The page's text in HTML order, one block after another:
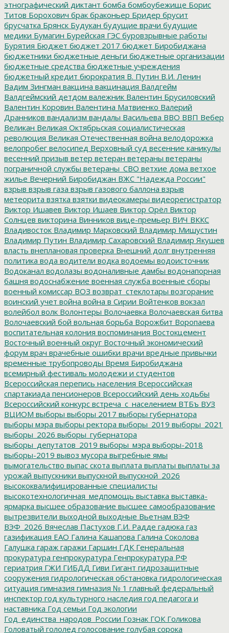
этнографический диктант бомба бомбоубежище Борис
Титов Борохович брак браконьер Бридер брусит
брусчатка Брянск Будукан будущие врачи будущие
медики Бумагин Бурейская ГЭС буровзрывные работы
Бурятия Бюджет бюджет 2017 бюджет Биробиджана
бюджетники бюджетные деньги бюджетные организации
бюджетные средства бюджетные учреждения
бюджетный кредит бюрократия В. Путин В.И. Ленин
Вадим Зингман вакцина вакцинация Валдгейм
Валдгеймский детдом валежник Валентин Брусиловский
Валентин Коровин Валентина Матвиенко Валерий
Дранников вандализм вандалы Васильева ВВО ВВП Вебер
Великан Великая Октябрьская социалистическая
революция Великая Отечественная война велодорожка
велопробег велосипед Верховный суд весенние каникулы
весенний призыв ветер ветеран ветераны ветераны
пограничной службы ветераны_СВО ветхие дома ветхое
жилье Вечерний Биробиджан ВЖС "Надежда России"
взрыв взрыв газа взрыв газового баллона взрыв
метеорита взятка взятки видеокамеры видеорегистратор
Виктор Ишавев Виктор Ишаев Виктор Орёл Виктор
Солнцев викторина Винников вице-премьер ВИЧ ВККС
Владивосток Владимир Марковский Владимир Мишустин
Владимир Путин Владимир Сахаровский Владимир Якушев
власть внеплановая проверка Внешний долг внутренняя
политика вода водители водка водоемы водоисточник
Водоканал водолазы водоналивные дамбы водонапорная
башня водоснабжение военная служба военные сборы
военный комиссар ВОЗ возврат_стеклотары возгорание
воинский учет война война в Сирии Войтенков вокзал
волейбол волк Волонтеры Волочаевка Волочаевская битва
Волочаевский бой вольная борьба Ворожбит Воропаева
воспитательная колония воспоминания Востокцемент
Восточный военный округ Восточный экономический
форум врач врачебные ошибки врачи вредные привычки
временные трубопроводы Время Биробиджана
всемирный фестиваль молодежи и студентов
Всероссийская перепись населения Всероссийская
спартакиада пенсионеров Всероссийский день ходьбы
Всероссийский конкурс встреча_с_населением ВТБъ ВУЗ
ВЦИОМ выборы выборы 2017 выборы губернатора
выборы мэра выборы ректора выборы_2019 выборы_2021
выборы_2026 выборы_губернатора
выборы_депутатов_2019 выборы_мэра выборы-2018
выборы-2019 вывоз мусора выгребные ямы
вымогательство выпас скота выплата выплаты выплаты за
урожай выпускники выпускной выпускной_2026
высококвалифицированные специалисты
высокотехнологичная_медпомощь выставка выставка-
ярмарка высшее образование высшее самообразование
вытрезвители выходной выходные Вьетнам ВЭФ
ВЭФ_2026 Вячеслав Пастухов Г.И. Радде гадюка газ
газификация ЕАО Галина Кашапова Галина Соколова
Галушка гараж гаражи Гаршин ГДК Генеральная
прокуратура генпрокуратура Генпрокуратура РФ
гериатрия ГЖИ ГИБДД Гиви Гигант гидрозащитные
сооружения гидрологическая обстановка гидрологическая
ситуация гимназия гимназия № 1 главный федеральный
инспектор год культурного наследия год педагога и
наставника Год семьи Год экологии
Год_единства_народов_России Гознак ГОК Голикова
Головатый гололед голосование голубая сорока